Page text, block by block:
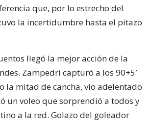
que, por lo estrecho del
la incertidumbre hasta el pitazo
llegó la mejor acción de la
Zampedri capturó a los 90+5′
la mitad de cancha, vio adelentado
un voleo que sorprendió a todos y
a la red. Golazo del goleador